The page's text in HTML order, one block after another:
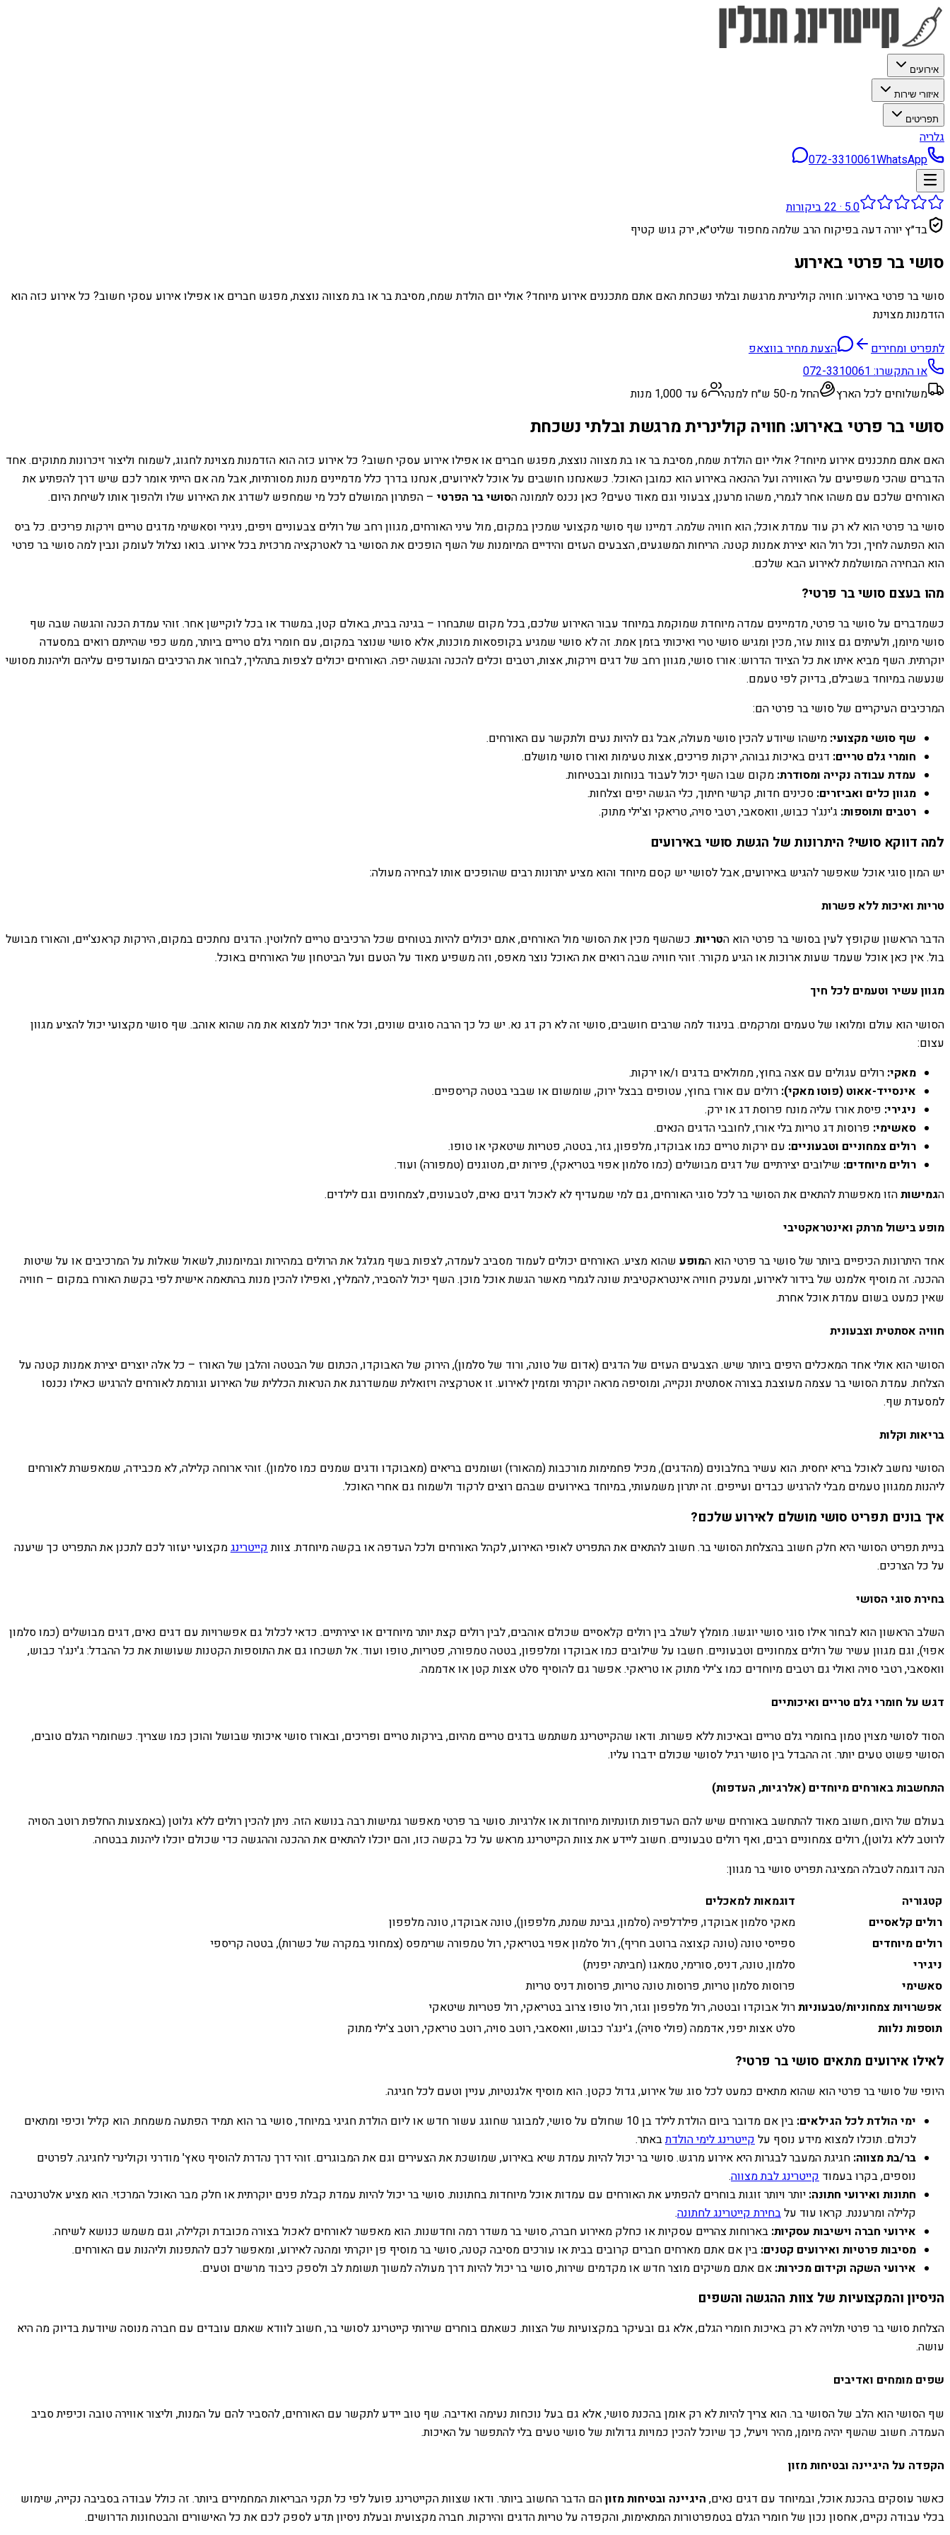
אירועים
איזורי שירות
תפריטים
גלריה
072-3310061WhatsApp
5.0
·
22ביקורות
בד״ץ יורה דעה בפיקוח הרב שלמה מחפוד שליט״א, ירק גוש קטיף
סושי בר פרטי באירוע
סושי בר פרטי באירוע: חוויה קולינרית מרגשת ובלתי נשכחת האם אתם מתכננים אירוע מיוחד? אולי יום הולדת שמח, מסיבת בר או בת מצווה נוצצת, מפגש חברים או אפילו אירוע עסקי חשוב? כל אירוע כזה הוא
הזדמנות מצוינת
לתפריט ומחירים
הצעת מחיר בווצאפ
או התקשרו:072-3310061
משלוחים לכל הארץ
החל מ-50 ש״ח למנה 6 עד 1,000 מנות
סושי בר פרטי באירוע: חוויה קולינרית מרגשת ובלתי נשכחת
האם אתם מתכננים אירוע מיוחד? אולי יום הולדת שמח, מסיבת בר או בת מצווה נוצצת, מפגש חברים או אפילו אירוע עסקי חשוב? כל אירוע כזה הוא הזדמנות מצוינת לחגוג, לשמוח וליצור זיכרונות מתוקים. אחד
הדברים שהכי משפיעים על האווירה ועל ההנאה באירוע הוא כמובן האוכל. כשאנחנו חושבים על אוכל לאירועים, אנחנו בדרך כלל מדמיינים מנות מסורתיות, אבל מה אם הייתי אומר לכם שיש דרך להפתיע את
האורחים שלכם עם משהו אחר לגמרי, משהו מרענן, צבעוני וגם מאוד טעים? כאן נכנס לתמונה הסושי בר הפרטי – הפתרון המושלם לכל מי שמחפש לשדרג את האירוע שלו ולהפוך אותו לשיחת היום.
סושי בר פרטי הוא לא רק עוד עמדת אוכל; הוא חוויה שלמה. דמיינו שף סושי מקצועי שמכין במקום, מול עיני האורחים, מגוון רחב של רולים צבעוניים ויפים, ניגירי וסאשימי מדגים טריים וירקות פריכים. כל ביס
הוא הפתעה לחיך, וכל רול הוא יצירת אמנות קטנה. הריחות המשגעים, הצבעים העזים והידיים המיומנות של השף הופכים את הסושי בר לאטרקציה מרכזית בכל אירוע. בואו נצלול לעומק ונבין למה סושי בר פרטי
הוא הבחירה המושלמת לאירוע הבא שלכם.
מהו בעצם סושי בר פרטי?
כשמדברים על סושי בר פרטי, מדמיינים עמדה מיוחדת שמוקמת במיוחד עבור האירוע שלכם, בכל מקום שתבחרו – בגינה בבית, באולם קטן, במשרד או בכל לוקיישן אחר. זוהי עמדת הכנה והגשה שבה שף
סושי מיומן, ולעיתים גם צוות עזר, מכין ומגיש סושי טרי ואיכותי בזמן אמת. זה לא סושי שמגיע בקופסאות מוכנות, אלא סושי שנוצר במקום, עם חומרי גלם טריים ביותר, ממש כפי שהייתם רואים במסעדה
יוקרתית. השף מביא איתו את כל הציוד הדרוש: אורז סושי, מגוון רחב של דגים וירקות, אצות, רטבים וכלים להכנה והגשה יפה. האורחים יכולים לצפות בתהליך, לבחור את הרכיבים המועדפים עליהם וליהנות מסושי
שנעשה במיוחד בשבילם, בדיוק לפי טעמם.
המרכיבים העיקריים של סושי בר פרטי הם:
שף סושי מקצועי: מישהו שיודע להכין סושי מעולה, אבל גם להיות נעים ולתקשר עם האורחים.
חומרי גלם טריים: דגים באיכות גבוהה, ירקות פריכים, אצות טעימות ואורז סושי מושלם.
עמדת עבודה נקייה ומסודרת: מקום שבו השף יכול לעבוד בנוחות ובבטיחות.
מגוון כלים ואביזרים: סכינים חדות, קרשי חיתוך, כלי הגשה יפים וצלחות.
רטבים ותוספות: ג'ינג'ר כבוש, וואסאבי, רטבי סויה, טריאקי וצ'ילי מתוק.
למה דווקא סושי? היתרונות של הגשת סושי באירועים
יש המון סוגי אוכל שאפשר להגיש באירועים, אבל לסושי יש קסם מיוחד והוא מציע יתרונות רבים שהופכים אותו לבחירה מעולה:
טריות ואיכות ללא פשרות
הדבר הראשון שקופץ לעין בסושי בר פרטי הוא הטריות. כשהשף מכין את הסושי מול האורחים, אתם יכולים להיות בטוחים שכל הרכיבים טריים לחלוטין. הדגים נחתכים במקום, הירקות קראנצ'יים, והאורז מבושל
בול. אין כאן אוכל שעמד שעות ארוכות או הגיע מקורר. זוהי חוויה שבה רואים את האוכל נוצר מאפס, וזה משפיע מאוד על הטעם ועל הביטחון של האורחים באוכל.
מגוון עשיר וטעמים לכל חיך
הסושי הוא עולם ומלואו של טעמים ומרקמים. בניגוד למה שרבים חושבים, סושי זה לא רק דג נא. יש כל כך הרבה סוגים שונים, וכל אחד יכול למצוא את מה שהוא אוהב. שף סושי מקצועי יכול להציע מגוון
עצום:
מאקי: רולים עגולים עם אצה בחוץ, ממולאים בדגים ו/או ירקות.
אינסייד-אאוט (פוטו מאקי): רולים עם אורז בחוץ, עטופים בבצל ירוק, שומשום או שבבי בטטה קריספיים.
ניגירי: פיסת אורז עליה מונח פרוסת דג או ירק.
סאשימי: פרוסות דג טריות בלי אורז, לחובבי הדגים הנאים.
רולים צמחוניים וטבעוניים: עם ירקות טריים כמו אבוקדו, מלפפון, גזר, בטטה, פטריות שיטאקי או טופו.
רולים מיוחדים: שילובים יצירתיים של דגים מבושלים (כמו סלמון אפוי בטריאקי), פירות ים, מטוגנים (טמפורה) ועוד.
הגמישותהזו מאפשרת להתאים את הסושי בר לכל סוגי האורחים, גם למי שמעדיף לא לאכול דגים נאים, לטבעונים, לצמחונים וגם לילדים.
מופע בישול מרתק ואינטראקטיבי
אחד היתרונות הכיפיים ביותר של סושי בר פרטי הוא המופע שהוא מציע. האורחים יכולים לעמוד מסביב לעמדה, לצפות בשף מגלגל את הרולים במהירות ובמיומנות, לשאול שאלות על המרכיבים או על שיטות
ההכנה. זה מוסיף אלמנט של בידור לאירוע, ומעניק חוויה אינטראקטיבית שונה לגמרי מאשר הגשת אוכל מוכן. השף יכול להסביר, להמליץ, ואפילו להכין מנות בהתאמה אישית לפי בקשת האורח במקום – חוויה
שאין כמעט בשום עמדת אוכל אחרת.
חוויה אסתטית וצבעונית
הסושי הוא אולי אחד המאכלים היפים ביותר שיש. הצבעים העזים של הדגים (אדום של טונה, ורוד של סלמון), הירוק של האבוקדו, הכתום של הבטטה והלבן של האורז – כל אלה יוצרים יצירת אמנות קטנה על
הצלחת. עמדת הסושי בר עצמה מעוצבת בצורה אסתטית ונקייה, ומוסיפה מראה יוקרתי ומזמין לאירוע. זו אטרקציה ויזואלית שמשדרגת את הנראות הכללית של האירוע וגורמת לאורחים להרגיש כאילו נכנסו
למסעדת שף.
בריאות וקלות
הסושי נחשב לאוכל בריא יחסית. הוא עשיר בחלבונים (מהדגים), מכיל פחמימות מורכבות (מהאורז) ושומנים בריאים (מאבוקדו ודגים שמנים כמו סלמון). זוהי ארוחה קלילה, לא מכבידה, שמאפשרת לאורחים
ליהנות ממגוון טעמים מבלי להרגיש כבדים ועייפים. זה יתרון משמעותי, במיוחד באירועים שבהם רוצים לרקוד ולשמוח גם אחרי האוכל.
איך בונים תפריט סושי מושלם לאירוע שלכם?
בניית תפריט הסושי היא חלק חשוב בהצלחת הסושי בר. חשוב להתאים את התפריט לאופי האירוע, לקהל האורחים ולכל העדפה או בקשה מיוחדת. צוותקייטרינגמקצועי יעזור לכם לתכנן את התפריט כך שיענה
על כל הצרכים.
בחירת סוגי הסושי
השלב הראשון הוא לבחור אילו סוגי סושי יוגשו. מומלץ לשלב בין רולים קלאסיים שכולם אוהבים, לבין רולים קצת יותר מיוחדים או יצירתיים. כדאי לכלול גם אפשרויות עם דגים נאים, דגים מבושלים (כמו סלמון
אפוי), וגם מגוון עשיר של רולים צמחוניים וטבעוניים. חשבו על שילובים כמו אבוקדו ומלפפון, בטטה טמפורה, פטריות, טופו ועוד. אל תשכחו גם את התוספות הקטנות שעושות את כל ההבדל: ג'ינג'ר כבוש,
וואסאבי, רטבי סויה ואולי גם רטבים מיוחדים כמו צ'ילי מתוק או טריאקי. אפשר גם להוסיף סלט אצות קטן או אדממה.
דגש על חומרי גלם טריים ואיכותיים
הסוד לסושי מצוין טמון בחומרי גלם טריים ובאיכות ללא פשרות. ודאו שהקייטרינג משתמש בדגים טריים מהיום, בירקות טריים ופריכים, ובאורז סושי איכותי שבושל והוכן כמו שצריך. כשחומרי הגלם טובים,
הסושי פשוט טעים יותר. זה ההבדל בין סושי רגיל לסושי שכולם ידברו עליו.
התחשבות באורחים מיוחדים (אלרגיות, העדפות)
בעולם של היום, חשוב מאוד להתחשב באורחים שיש להם העדפות תזונתיות מיוחדות או אלרגיות. סושי בר פרטי מאפשר גמישות רבה בנושא הזה. ניתן להכין רולים ללא גלוטן (באמצעות החלפת רוטב הסויה
לרוטב ללא גלוטן), רולים צמחוניים רבים, ואף רולים טבעוניים. חשוב ליידע את צוות הקייטרינג מראש על כל בקשה כזו, והם יוכלו להתאים את ההכנה וההגשה כדי שכולם יוכלו ליהנות בבטחה.
הנה דוגמה לטבלה המציגה תפריט סושי בר מגוון:
קטגוריה
דוגמאות למאכלים
רולים קלאסיים
מאקי סלמון אבוקדו, פילדלפיה (סלמון, גבינת שמנת, מלפפון), טונה אבוקדו, טונה מלפפון
רולים מיוחדים
ספייסי טונה (טונה קצוצה ברוטב חריף), רול סלמון אפוי בטריאקי, רול טמפורה שרימפס (צמחוני במקרה של כשרות), בטטה קריספי
ניגירי
סלמון, טונה, דניס, סורימי, טמאגו (חביתה יפנית)
סאשימי
פרוסות סלמון טריות, פרוסות טונה טריות, פרוסות דניס טריות
אפשרויות צמחוניות/טבעוניותרול אבוקדו ובטטה, רול מלפפון וגזר, רול טופו צרוב בטריאקי, רול פטריות שיטאקי
תוספות נלוות
סלט אצות יפני, אדממה (פולי סויה), ג'ינג'ר כבוש, וואסאבי, רוטב סויה, רוטב טריאקי, רוטב צ'ילי מתוק
לאילו אירועים מתאים סושי בר פרטי?
היופי של סושי בר פרטי הוא שהוא מתאים כמעט לכל סוג של אירוע, גדול כקטן. הוא מוסיף אלגנטיות, עניין וטעם לכל חגיגה.
ימי הולדת לכל הגילאים:
בין אם מדובר ביום הולדת לילד בן 10 שחולם על סושי, למבוגר שחוגג עשור חדש או ליום הולדת חגיגי במיוחד, סושי בר הוא תמיד הפתעה משמחת. הוא קליל וכיפי ומתאים
לכולם. תוכלו למצוא מידע נוסף על קייטרינג לימי הולדתבאתר.
בר/בת מצווה: חגיגת המעבר לבגרות היא אירוע מרגש. סושי בר יכול להיות עמדת שיא באירוע, שמושכת את הצעירים וגם את המבוגרים. זוהי דרך נהדרת להוסיף טאץ' מודרני וקולינרי לחגיגה. לפרטים
נוספים, בקרו בעמוד קייטרינג לבת מצווה.
חתונות ואירועי חתונה: יותר ויותר זוגות בוחרים להפתיע את האורחים עם עמדות אוכל מיוחדות בחתונות. סושי בר יכול להיות עמדת קבלת פנים יוקרתית או חלק מבר האוכל המרכזי. הוא מציע אלטרנטיבה
קלילה ומרעננת. קראו עוד עלבחירת קייטרינג לחתונה.
אירועי חברה וישיבות עסקיות: בארוחות צהריים עסקיות או כחלק מאירוע חברה, סושי בר משדר רמה וחדשנות. הוא מאפשר לאורחים לאכול בצורה מכובדת וקלילה, וגם משמש כנושא לשיחה.
מסיבות פרטיות ואירועים קטנים: בין אם אתם מארחים חברים קרובים בבית או עורכים מסיבה קטנה, סושי בר מוסיף פן יוקרתי ומהנה לאירוע, ומאפשר לכם להתפנות וליהנות עם האורחים.
אירועי השקה וקידום מכירות: אם אתם משיקים מוצר חדש או מקדמים שירות, סושי בר יכול להיות דרך מעולה למשוך תשומת לב ולספק כיבוד מרשים וטעים.
הניסיון והמקצועיות של צוות ההגשה והשפים
הצלחת סושי בר פרטי תלויה לא רק באיכות חומרי הגלם, אלא גם ובעיקר במקצועיות של הצוות. כשאתם בוחרים שירותי קייטרינג לסושי בר, חשוב לוודא שאתם עובדים עם חברה מנוסה שיודעת בדיוק מה היא
עושה.
שפים מומחים ואדיבים
שף הסושי הוא הלב של הסושי בר. הוא צריך להיות לא רק אומן בהכנת סושי, אלא גם בעל נוכחות נעימה ואדיבה. שף טוב יידע לתקשר עם האורחים, להסביר להם על המנות, וליצור אווירה טובה וכיפית סביב
העמדה. חשוב שהשף יהיה מיומן, מהיר ויעיל, כך שיוכל להכין כמויות גדולות של סושי טעים בלי להתפשר על האיכות.
הקפדה על היגיינה ובטיחות מזון
כאשר עוסקים בהכנת אוכל, ובמיוחד עם דגים נאים, היגיינה ובטיחות מזוןהם הדבר החשוב ביותר. ודאו שצוות הקייטרינג פועל לפי כל תקני הבריאות המחמירים ביותר. זה כולל עבודה בסביבה נקייה, שימוש
בכלי עבודה נקיים, אחסון נכון של חומרי הגלם בטמפרטורות המתאימות, והקפדה על טריות הדגים והירקות. חברה מקצועית ובעלת ניסיון תדע לספק לכם את כל האישורים והבטחונות הדרושים.